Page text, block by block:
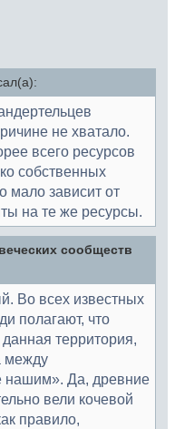
не хватало.
всего ресурсов
собственных
мало зависит от
на те же ресурсы.
сообществ
Во всех известных
полагают, что
территория,
между
нашим». Да, древние
вели кочевой
правило,